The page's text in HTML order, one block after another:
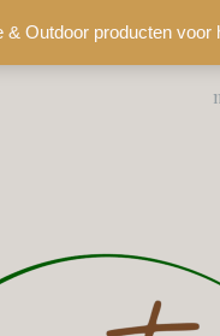
& Outdoor producten